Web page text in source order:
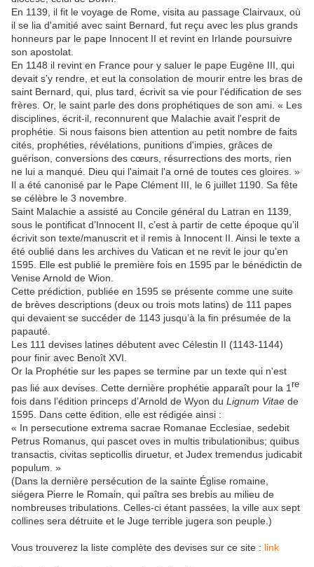
En 1139, il fit le voyage de Rome, visita au passage Clairvaux, où
il se lia d'amitié avec saint Bernard, fut reçu avec les plus grands
honneurs par le pape Innocent II et revint en Irlande poursuivre
son apostolat.
En 1148 il revint en France pour y saluer le pape Eugène III, qui
devait s'y rendre, et eut la consolation de mourir entre les bras de
saint Bernard, qui, plus tard, écrivit sa vie pour l'édification de ses
frères. Or, le saint parle des dons prophétiques de son ami. « Les
disciplines, écrit-il, reconnurent que Malachie avait l'esprit de
prophétie. Si nous faisons bien attention au petit nombre de faits
cités, prophéties, révélations, punitions d'impies, grâces de
guérison, conversions des cœurs, résurrections des morts, rien
ne lui a manqué. Dieu qui l'aimait l'a orné de toutes ces gloires. »
Il a été canonisé par le Pape Clément III, le 6 juillet 1190. Sa fête
se célèbre le 3 novembre.
Saint Malachie a assisté au Concile général du Latran en 1139,
sous le pontificat d’Innocent II, c’est à partir de cette époque qu’il
écrivit son texte/manuscrit et il remis à Innocent II. Ainsi le texte a
été oublié dans les archives du Vatican et ne revit le jour qu’en
1595. Elle est publié le première fois en 1595 par le bénédictin de
Venise Arnold de Wion.
Cette prédiction, publiée en 1595 se présente comme une suite
de brèves descriptions (deux ou trois mots latins) de 111 papes
qui devaient se succéder de 1143 jusqu’à la fin présumée de la
papauté.
Les 111 devises latines débutent avec Célestin II (1143-1144)
pour finir avec Benoît XVI.
Or la Prophétie sur les papes se termine par un texte qui n'est
pas lié aux devises. Cette dernière prophétie apparaît pour la 1 re
fois dans l’édition princeps d’Arnold de Wyon du Lignum Vitae de
1595. Dans cette édition, elle est rédigée ainsi :
« In persecutione extrema sacrae Romanae Ecclesiae, sedebit
Petrus Romanus, qui pascet oves in multis tribulationibus; quibus
transactis, civitas septicollis diruetur, et Judex tremendus judicabit
populum. »
(Dans la dernière persécution de la sainte Église romaine,
siégera Pierre le Romain, qui paîtra ses brebis au milieu de
nombreuses tribulations. Celles-ci étant passées, la ville aux sept
collines sera détruite et le Juge terrible jugera son peuple.)
Vous trouverez la liste complète des devises sur ce site : link